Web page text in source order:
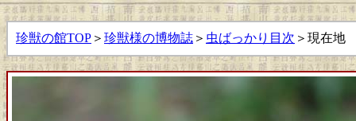
珍獣の館TOP ＞ 珍獣様の博物誌 ＞ 虫ばっかり目次 ＞現在地